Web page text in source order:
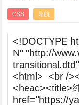
CSS 导航